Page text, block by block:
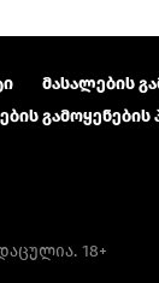
მასალების
18+